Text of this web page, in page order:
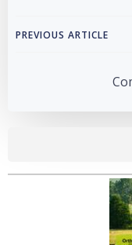
Post
PREVIOUS ARTICLE